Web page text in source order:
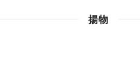
揚物